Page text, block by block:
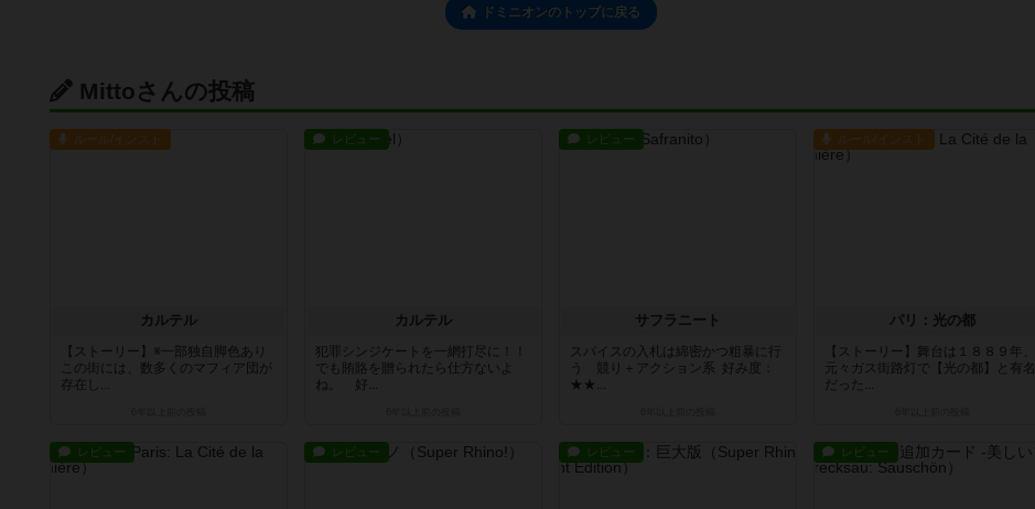
ドミニオンのトップに戻る
Mittoさんの投稿
ルール/インスト
カルテル
【ストーリー】※一部独自脚色あり
この街には、数多くのマフィア団が
存在し...
レビュー
カルテル
犯罪シンジケートを一網打尽に！！
でも賄賂を贈られたら仕方ないよ
ね。 好...
レビュー
サフラニート
スパイスの入札は綿密かつ粗暴に行
う 競り＋アクション系 好み度：
★★...
ルール/インスト
パリ：光の都
【ストーリー】舞台は１８８９年、
元々ガス街路灯で【光の都】と有名
だった...
レビュー レビュー レビュー レビュー